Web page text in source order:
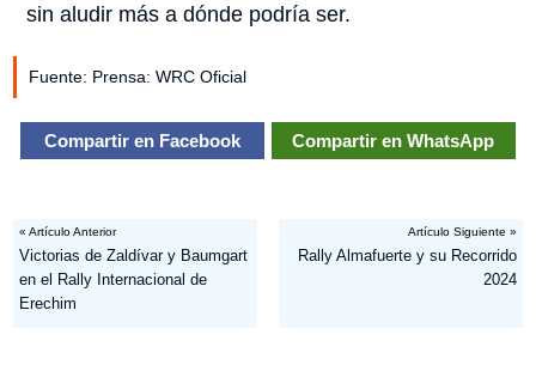
sin aludir más a dónde podría ser.
Fuente: Prensa: WRC Oficial
Compartir en Facebook Compartir en WhatsApp
« Artículo Anterior
Victorias de Zaldívar y Baumgart
en el Rally Internacional de
Erechim
Artículo Siguiente »
Rally Almafuerte y su Recorrido
2024